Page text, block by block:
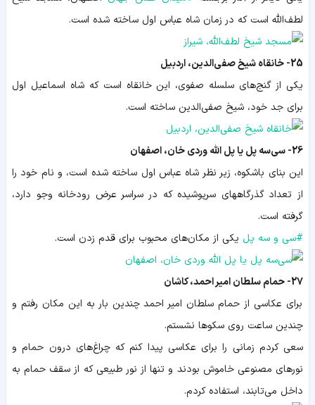
لطف‌الله است که در زمان شاه عباس اول ساخته شده است.
25- خانقاه شیخ صفی‌الدین، اردبیل
یکی از گنج‌های سلسله صفوی، این خانقاه است که شاه اسماعیل اول
برای جد خود، شیخ صفی‌الدین ساخته است.
26- سی‌سه پل یا پل الله وردی خان، اصفهان
این بنای باشکوه، زیر نظر شاه عباس اول ساخته شده است، و نام خود را
از تعداد گذرگاههای سرپوشیده که در سراسر عرض رودخانه وجو دارد،
گرفته است.
#سی و سه پل یکی از مکان‌های محبوب برای قدم زدن است.
27- حمام سلطان امیر احمد، کاشان
برای عکاسی از حمام سلطان امیر احمد چندین بار به این مکان رفتم و
چندین ساعت روی سکوها نشستم.
سعی کردم زمانی را برای عکاسی پیدا کنم که چراغ‌های درون حمام و
نورهای مصنوعی خاموش بودند و تنها از نور طبیعی که از سقف حمام به
داخل می‌تابند، استفاده کردم.